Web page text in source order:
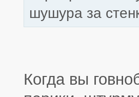
шушура за
Когда вы